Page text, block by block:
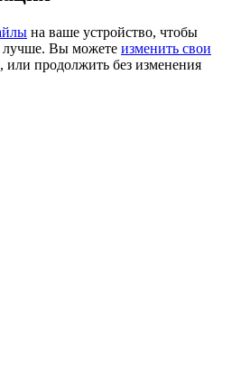
на ваше устройство, чтобы
лучше. Вы можете изменить свои
, или продолжить без изменения